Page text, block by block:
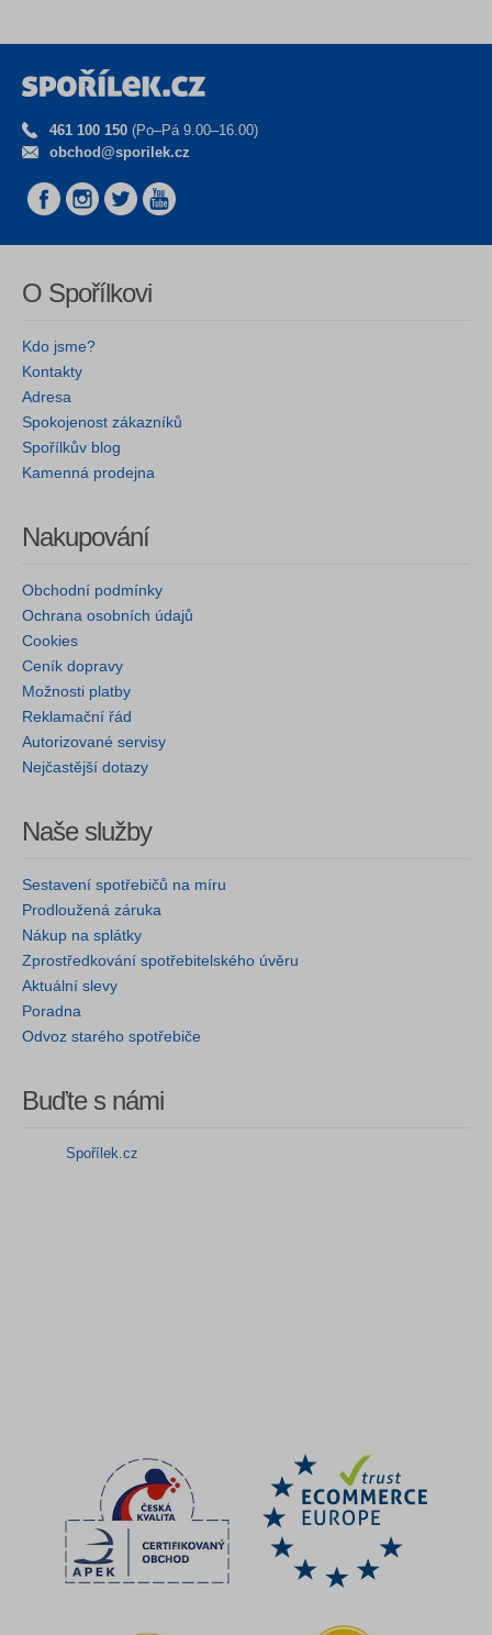
461 100 150 (Po–Pá 9.00–16.00)
obchod@sporilek.cz
O Spořílkovi
Kdo jsme?
Kontakty
Adresa
Spokojenost zákazníků
Spořílkův blog
Kamenná prodejna
Nakupování
Obchodní podmínky
Ochrana osobních údajů
Cookies
Ceník dopravy
Možnosti platby
Reklamační řád
Autorizované servisy
Nejčastější dotazy
Naše služby
Sestavení spotřebičů na míru
Prodloužená záruka
Nákup na splátky
Zprostředkování spotřebitelského úvěru
Aktuální slevy
Poradna
Odvoz starého spotřebiče
Buďte s námi
Spořílek.cz